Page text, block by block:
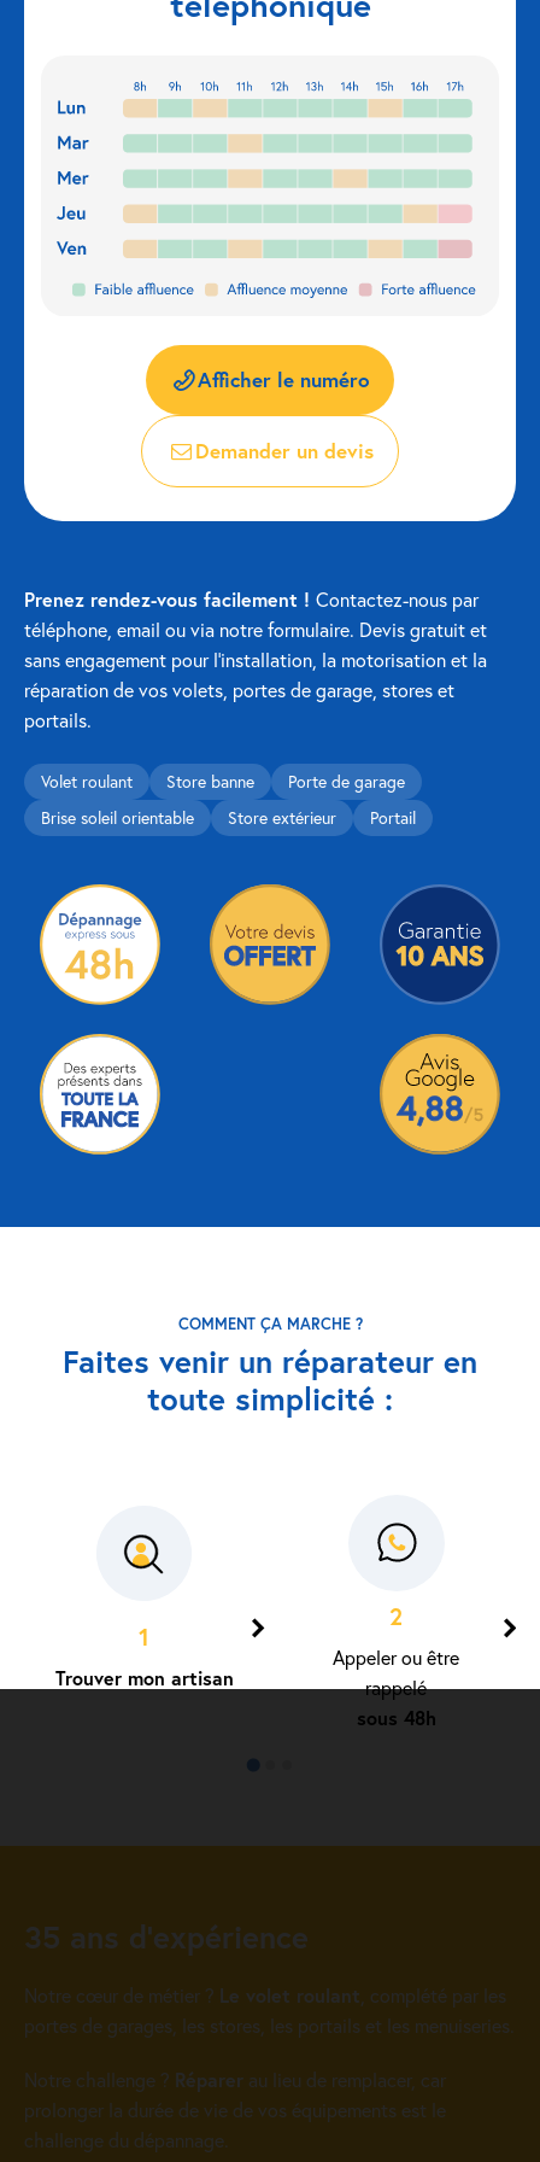
Modernisation et domotique
Motoriser un volet roulant
Nous recrutons
QUI SOMMES-NOUS ?
Afficher le numéro
Demander un devis
Prenez rendez-vous facilement ! Contactez-nous par
téléphone, email ou via notre formulaire. Devis gratuit et
sans engagement pour l’installation, la motorisation et la
réparation de vos volets, portes de garage, stores et
portails.
Volet roulant Store banne
Porte de garage
Brise soleil orientable
Store extérieur Portail
COMMENT ÇA MARCHE ?
Faites venir un réparateur en
toute simplicité :
1
Trouver mon artisan
2
Appeler ou être
rappelé
sous 48h
35 ans d’expérience
Notre cœur de métier ? Le volet roulant , complété par les
portes de garages, les stores, les portails et les menuiseries.
Notre challenge ? Réparer au lieu de remplacer, car
prolonger la durée de vie de vos équipements est le
challenge du dépannage.